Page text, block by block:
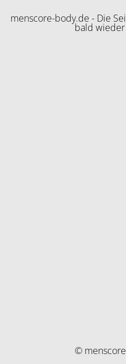
menscore-body.de - Die
bald wieder
©